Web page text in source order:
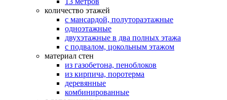
количество этажей
с мансардой, полутораэтажные
одноэтажные
двухэтажные в два полных этажа
с подвалом, цокольным этажом
материал стен
из газобетона, пеноблоков
из кирпича, поротерма
деревянные
комбинированные